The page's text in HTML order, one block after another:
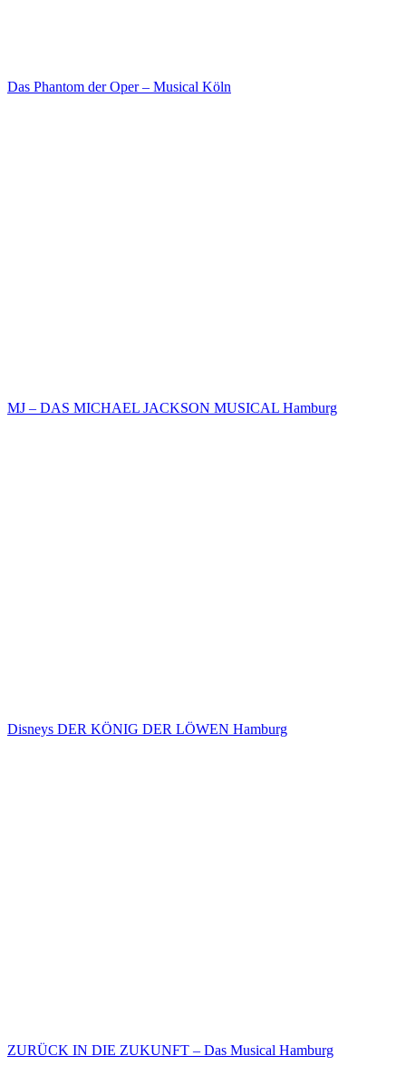
Das Phantom der Oper – Musical Köln
MJ – DAS MICHAEL JACKSON MUSICAL Hamburg
Disneys DER KÖNIG DER LÖWEN Hamburg
ZURÜCK IN DIE ZUKUNFT – Das Musical Hamburg